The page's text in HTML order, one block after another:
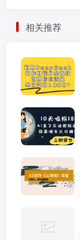
相关推荐